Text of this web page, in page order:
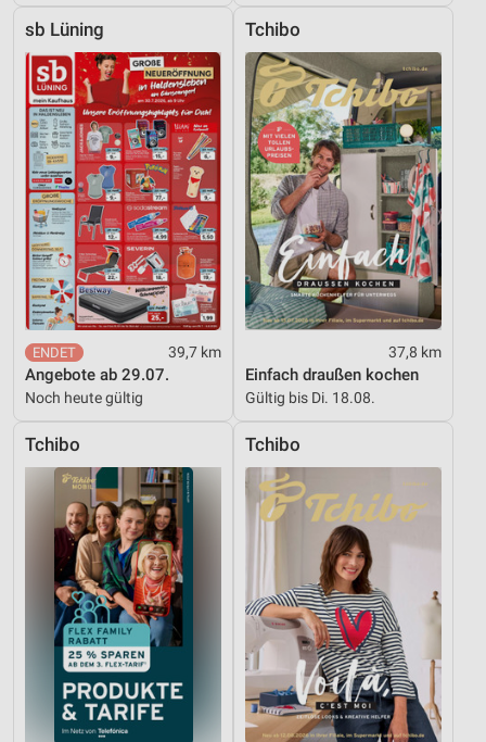
sb Lüning
39,7 km
Angebote ab 29.07.
Noch heute gültig
Tchibo
37,8 km
Einfach draußen kochen
Gültig bis Di. 18.08.
Tchibo Tchibo
Funktional
Werbung